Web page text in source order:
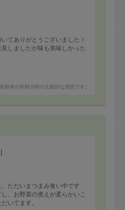
てありがとうございました！
しましたが味も美味しかった
ろしくお願いします！
頼者の依頼当時の主観的な感想です。
ただいまつまみ食い中です
、お野菜の煮えが柔らかいこ
いてます。